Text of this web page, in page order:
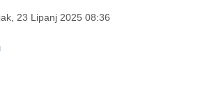
23 Lipanj 2025 08:36